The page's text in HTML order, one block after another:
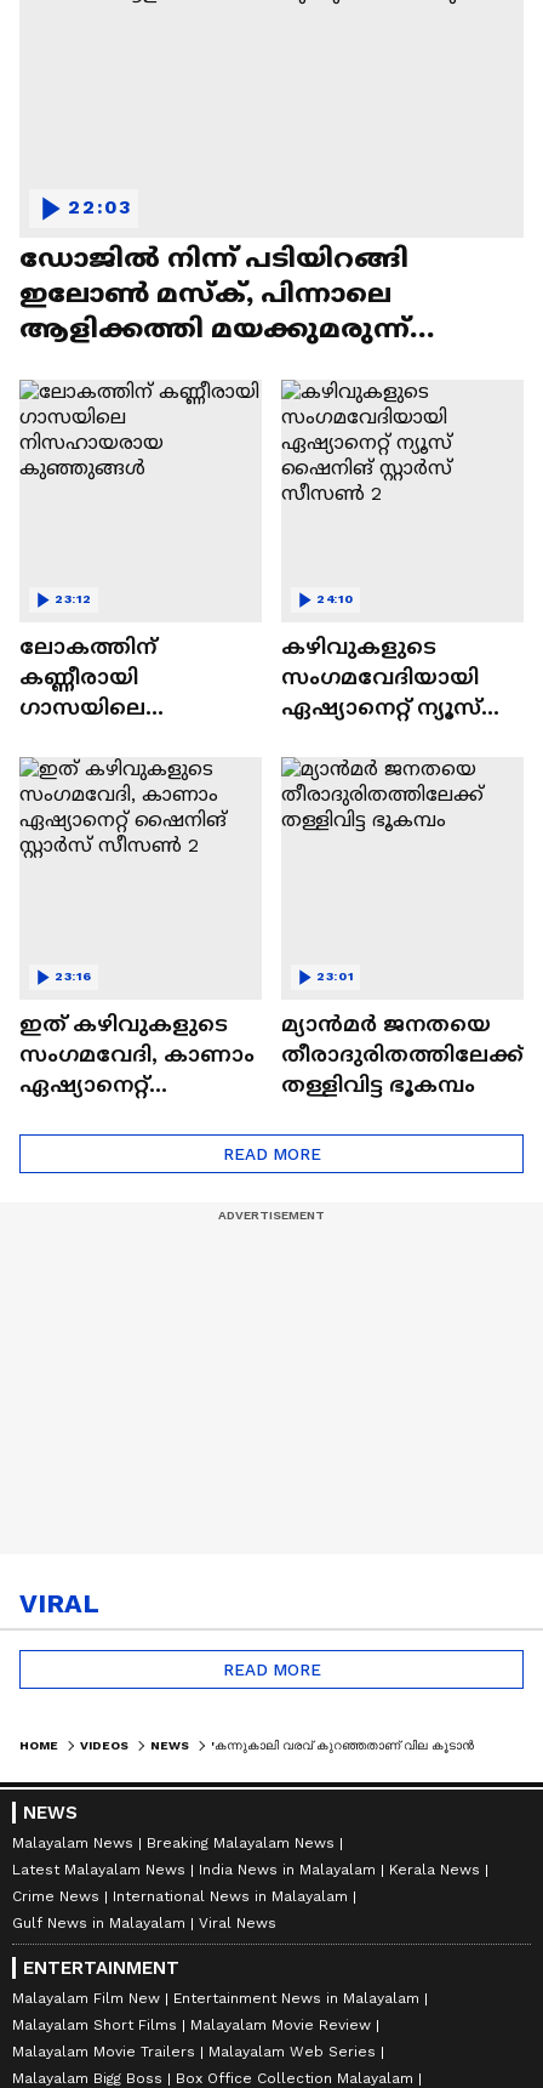
ഡോജിൽ നിന്ന് പടിയിറങ്ങി
ഇലോൺ മസ്ക്, പിന്നാലെ
ആളിക്കത്തി മയക്കുമരുന്ന്
22:03
ലോകത്തിന്
കണ്ണീരായി
ഗാസയിലെ
കുഞ്ഞുങ്ങൾ
23:12
കഴിവുകളുടെ
സംഗമവേദിയായി
ഏഷ്യാനെറ്റ് ന്യൂസ്
സീസൺ 2
24:10
ഇത് കഴിവുകളുടെ
സംഗമവേദി, കാണാം
ഏഷ്യാനെറ്റ്
23:16
മ്യാൻമർ ജനതയെ
തീരാദുരിതത്തിലേക്ക്
തള്ളിവിട്ട ഭൂകമ്പം
23:01
READ MORE
VIRAL
READ MORE
HOME VIDEOS NEWS
NEWS
Malayalam News
Breaking Malayalam News
Latest Malayalam News
India News in Malayalam
Kerala News
Crime News
International News in Malayalam
Gulf News in Malayalam
Viral News
ENTERTAINMENT
Malayalam Film New
Entertainment News in Malayalam
Malayalam Short Films
Malayalam Movie Review
Malayalam Movie Trailers
Malayalam Web Series
Malayalam Bigg Boss
Box Office Collection Malayalam